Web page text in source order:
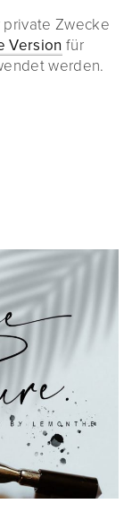
Zwecke
Version für
werden.